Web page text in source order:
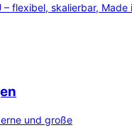
flexibel, skalierbar, Made
und große